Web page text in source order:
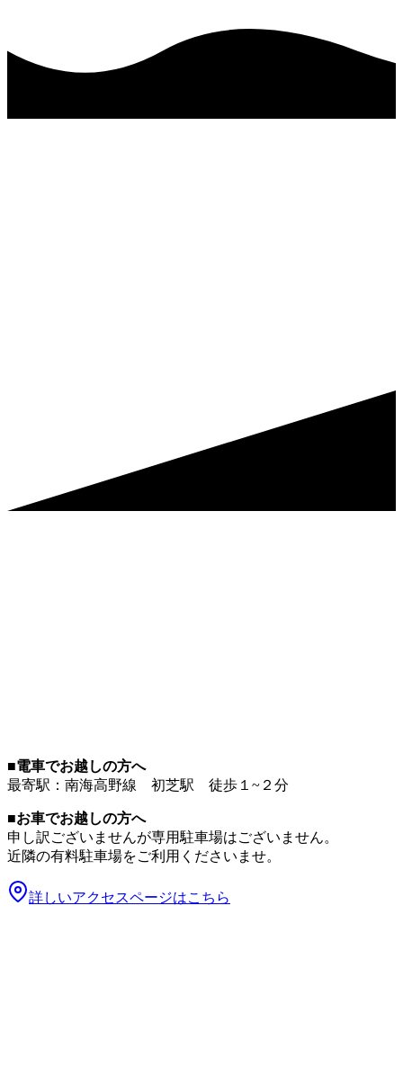
■電車でお越しの方へ
最寄駅：南海高野線 初芝駅 徒歩１~２分
■お車でお越しの方へ
申し訳ございませんが専用駐車場はございません。
近隣の有料駐車場をご利用くださいませ。
詳しいアクセスページはこちら